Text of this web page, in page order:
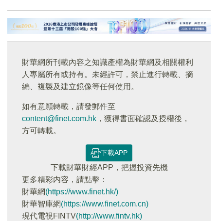
財華網所刊載內容之知識產權為財華網及相關權利
人專屬所有或持有。未經許可，禁止進行轉載、摘
編、複製及建立鏡像等任何使用。
如有意願轉載，請發郵件至
content@finet.com.hk ，獲得書面確認及授權後，
方可轉載。
下載APP
下載財華財經APP，把握投資先機
更多精彩内容，請點擊：
財華網(https://www.finet.hk/)
財華智庫網(https://www.finet.com.cn)
現代電視FINTV(http://www.fintv.hk)